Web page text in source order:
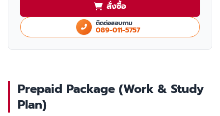
สั่งซื้อ
ติดต่อสอบถาม
089-011-5757
Prepaid Package (Work & Study
Plan)